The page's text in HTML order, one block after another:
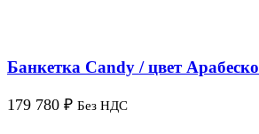
Банкетка Candy / цвет Арабеско
179 780 ₽ Без НДС